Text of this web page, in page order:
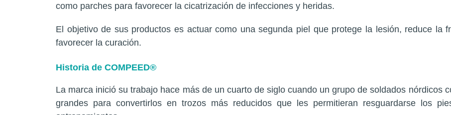
como parches para favorecer la cicatrización de infecciones y heridas.
El objetivo de sus productos es actuar como una segunda piel que protege la lesión, reduce la
favorecer la curación.
Historia de COMPEED®
La marca inició su trabajo hace más de un cuarto de siglo cuando un grupo de soldados nórdicos
grandes para convertirlos en trozos más reducidos que les permitieran resguardarse los